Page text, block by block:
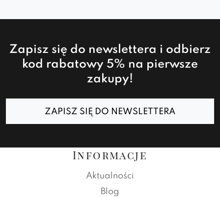
Zapisz się do newslettera i odbierz
kod rabatowy 5% na pierwsze
zakupy!
ZAPISZ SIĘ DO NEWSLETTERA
Informacje
Aktualności
Blog